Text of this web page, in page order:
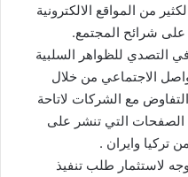
من المواقع الالكترونية
على شرائح المجتمع.
التصدي للظواهر السلبية
الاجتماعي من خلال
مع الشركات لاتاحة
التي تنشر على
تركيا وايران .
لاستثمار طلب تنفيذ